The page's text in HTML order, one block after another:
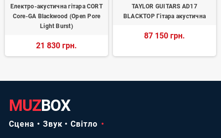
Електро-акустична гітара CORT
Core-GA Blackwood (Open Pore
Light Burst)
21 830 грн.
TAYLOR GUITARS AD17
BLACKTOP Гітара акустична
87 150 грн.
MUZBOX
Сцена • Звук • Світло